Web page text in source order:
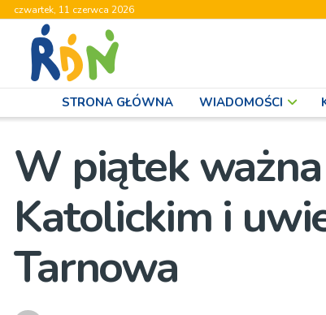
czwartek, 11 czerwca 2026
STRONA GŁÓWNA WIADOMOŚCI
W piątek
Katolickim i
Tarnowa